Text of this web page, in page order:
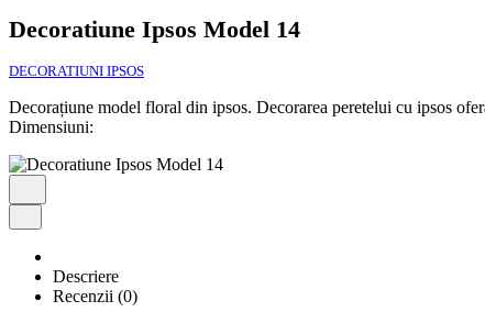
Decoratiune Ipsos Model 14
DECORATIUNI IPSOS
Decorațiune model floral din ipsos. Decorarea peretelui cu ipsos
Dimensiuni:
Descriere
Recenzii (0)